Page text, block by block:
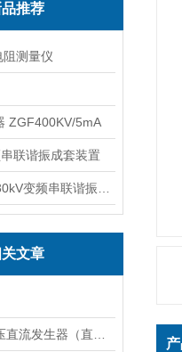
推荐
测量仪
ZGF400KV/5mA
联谐振成套装置
文章